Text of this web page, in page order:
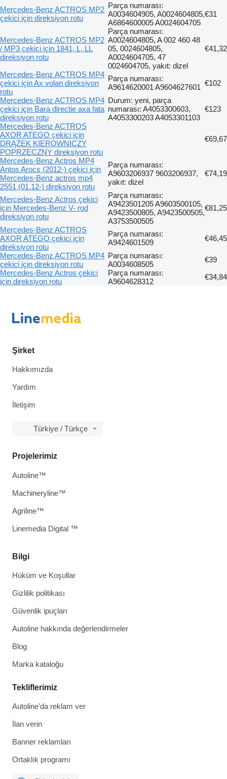
Mercedes-Benz ACTROS MP2
çekici için direksiyon rotu
Parça numarası:
A0034604905, A0024604805,
A6864600005 A0024604705
€31
Mercedes-Benz ACTROS MP2
/ MP3 çekici için 1841, L, LL
direksiyon rotu
Parça numarası:
A0024604805, A 002 460 48
05, 0024604805,
A0024604705, 47
0024604705, yakıt: dizel
€41,32
Mercedes-Benz ACTROS MP4
çekici için Ax volan direksiyon
rotu
Parça numarası:
A9614620001 A9604627601 €102
Mercedes-Benz ACTROS MP4
çekici için Bara directie axa fata
direksiyon rotu
Durum: yeni, parça
numarası: A4053300603,
A4053300203 A4053301103
€123
Mercedes-Benz ACTROS
AXOR ATEGO çekici için
DRĄŻEK KIEROWNICZY
POPRZECZNY direksiyon rotu
€69,67
Mercedes-Benz Actros MP4
Antos Arocs (2012-) çekici için
Mercedes-Benz actros mp4
2551 (01.12-) direksiyon rotu
Parça numarası:
A9603206937 9603206937,
yakıt: dizel
€74,19
Mercedes-Benz Actros çekici
için Mercedes-Benz V- rod
direksiyon rotu
Parça numarası:
A9423501205 A9603500105,
A9423500805, A9423500505,
A3753500505
€81,25
Mercedes-Benz ACTROS
AXOR ATEGO çekici için
direksiyon rotu
Parça numarası:
A9424601509
€46,45
Mercedes-Benz ACTROS MP4
çekici için direksiyon rotu
Parça numarası:
A0034608505
€39
Mercedes-Benz Actros çekici
için direksiyon rotu
Parça numarası:
A9604628312
€34,84
Şirket
Hakkımızda
Yardım
İletişim
Türkiye / Türkçe
Bilgi
Hüküm ve Koşullar
Gizlilik politikası
Güvenlik ipuçları
Autoline hakkında değerlendirmeler
Blog
Marka kataloğu
Tekliflerimiz
Autoline'da reklam ver
İlan verin
Banner reklamları
Ortaklık programı
Projelerimiz
Autoline™
Machineryline™
Agriline™
Linemedia Digital ™